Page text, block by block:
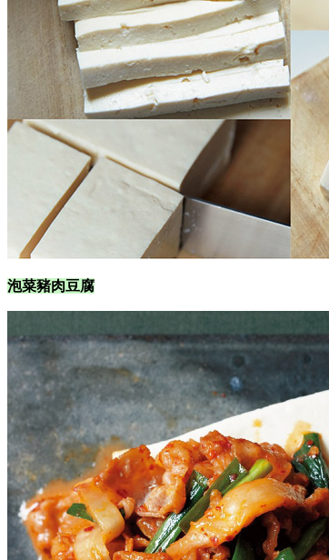
泡菜豬肉豆腐